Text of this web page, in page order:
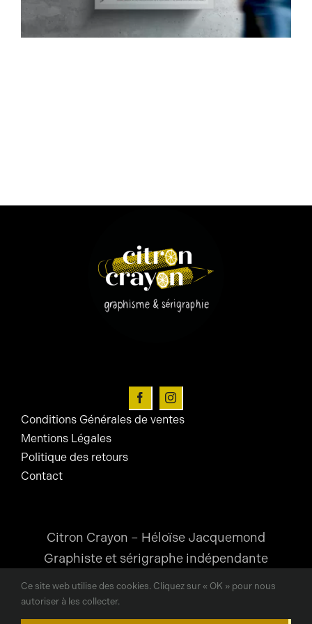
Contact
Conditions Générales de ventes
Mentions Légales
Politique des retours
Contact
Citron Crayon – Héloïse Jacquemond
Graphiste et sérigraphe indépendante
heloise@citroncrayon.com
Ce site web utilise des cookies. Cliquez sur « OK » pour nous
autoriser à les collecter.